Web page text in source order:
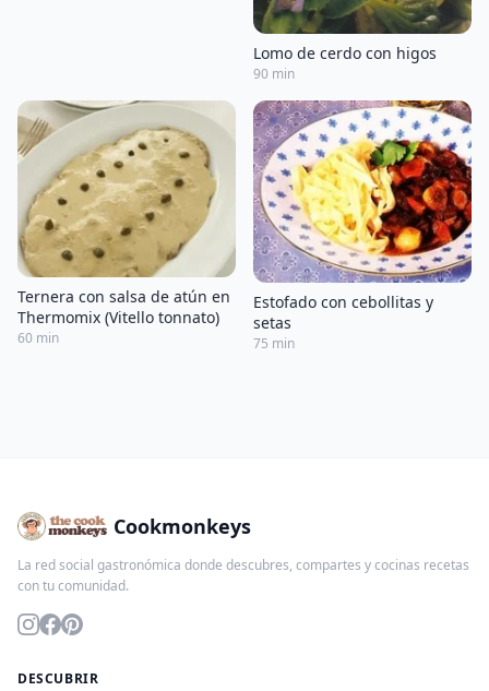
Lomo de cerdo con higos
90 min
Ternera con salsa de atún en
Thermomix (Vitello tonnato)
60 min
Estofado con cebollitas y
setas
75 min
Cookmonkeys
La red social gastronómica donde descubres, compartes y cocinas recetas
con tu comunidad.
DESCUBRIR